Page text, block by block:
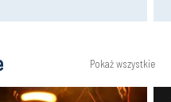
Pokaż wszystkie